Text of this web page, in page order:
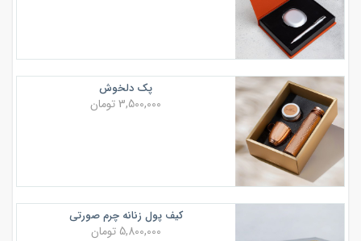
پک دلخوش
3,500,000 تومان
کیف پول زنانه چرم صورتی
5,800,000 تومان